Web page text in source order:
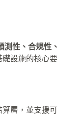
測性、合規性、
設施的核心要
層，並支援可